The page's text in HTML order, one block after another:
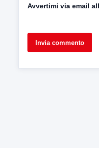
Avvertimi via email